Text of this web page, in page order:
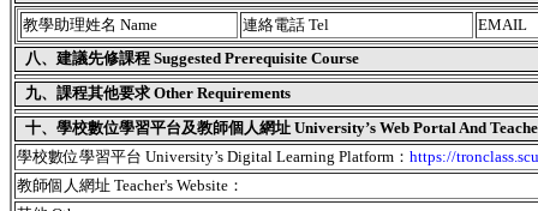
教學助理姓名 Name
連絡電話 Tel
EMAIL
八、建議先修課程 Suggested Prerequisite Course
九、課程其他要求 Other Requirements
十、學校數位學習平台及教師個人網址 University’s Web Portal And
學校數位學習平台 University’s Digital Learning Platform： https://
教師個人網址 Teacher's Website：